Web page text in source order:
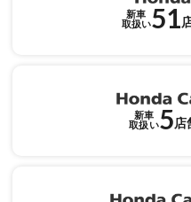
各店舗への
新車
取扱い51
新車
取扱い5店